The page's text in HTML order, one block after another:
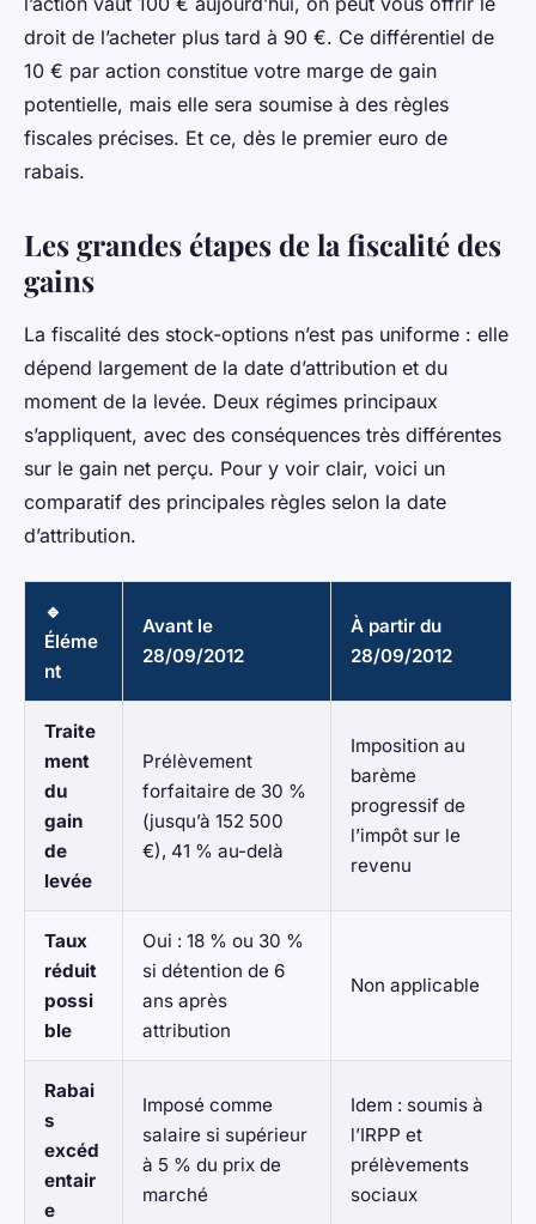
droit de l’acheter plus tard à 90 €. Ce différentiel de
10 € par action constitue votre marge de gain
potentielle, mais elle sera soumise à des règles
fiscales précises. Et ce, dès le premier euro de
rabais.
Les grandes étapes de la fiscalité des
gains
La fiscalité des stock-options n’est pas uniforme : elle
dépend largement de la date d’attribution et du
moment de la levée. Deux régimes principaux
s’appliquent, avec des conséquences très différentes
sur le gain net perçu. Pour y voir clair, voici un
comparatif des principales règles selon la date
d’attribution.
🔹
Éléme
nt
Avant le
28/09/2012
À partir du
28/09/2012
Traite
ment
du
gain
de
levée
Prélèvement
forfaitaire de 30 %
(jusqu’à 152 500
€), 41 % au-delà
Imposition au
barème
progressif de
l’impôt sur le
revenu
Taux
réduit
possi
ble
Oui : 18 % ou 30 %
si détention de 6
ans après
attribution
Non applicable
Rabai
s
excéd
entair
e
Imposé comme
salaire si supérieur
à 5 % du prix de
marché
Idem : soumis à
l’IRPP et
prélèvements
sociaux